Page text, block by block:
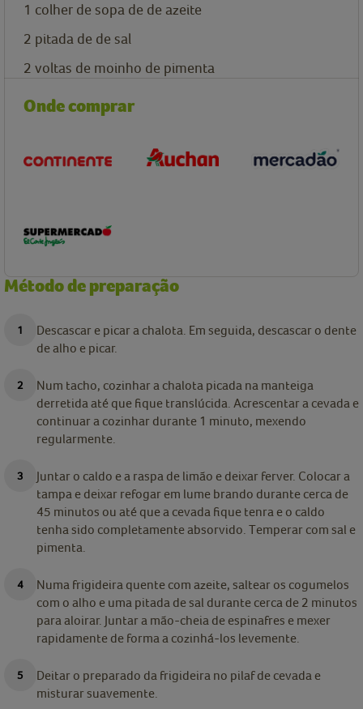
1 colher de sopa de de azeite
2 pitada de de sal
2 voltas de moinho de pimenta
Onde comprar
Método de preparação
Descascar e picar a chalota. Em seguida, descascar o dente
de alho e picar.
Num tacho, cozinhar a chalota picada na manteiga
derretida até que fique translúcida. Acrescentar a cevada e
continuar a cozinhar durante 1 minuto, mexendo
regularmente.
Juntar o caldo e a raspa de limão e deixar ferver. Colocar a
tampa e deixar refogar em lume brando durante cerca de
45 minutos ou até que a cevada fique tenra e o caldo
tenha sido completamente absorvido. Temperar com sal e
pimenta.
Numa frigideira quente com azeite, saltear os cogumelos
com o alho e uma pitada de sal durante cerca de 2 minutos
para aloirar. Juntar a mão-cheia de espinafres e mexer
rapidamente de forma a cozinhá-los levemente.
Deitar o preparado da frigideira no pilaf de cevada e
misturar suavemente.